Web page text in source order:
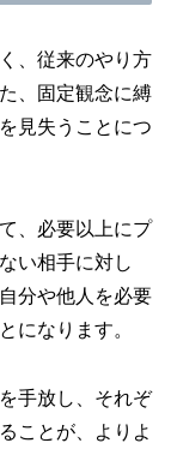
、従来のやり方
、固定観念に縛
見失うことにつ
、必要以上にプ
い相手に対し
分や他人を必要
になります。
手放し、それぞ
ことが、よりよ